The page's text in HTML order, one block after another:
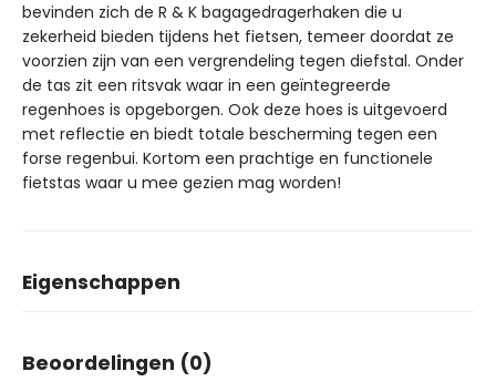
bevinden zich de R & K bagagedragerhaken die u
zekerheid bieden tijdens het fietsen, temeer doordat ze
voorzien zijn van een vergrendeling tegen diefstal. Onder
de tas zit een ritsvak waar in een geïntegreerde
regenhoes is opgeborgen. Ook deze hoes is uitgevoerd
met reflectie en biedt totale bescherming tegen een
forse regenbui. Kortom een prachtige en functionele
fietstas waar u mee gezien mag worden!
Eigenschappen
Merk
Beoordelingen (0)